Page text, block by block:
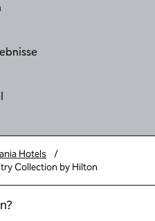
Hotels
/
Collection by Hilton